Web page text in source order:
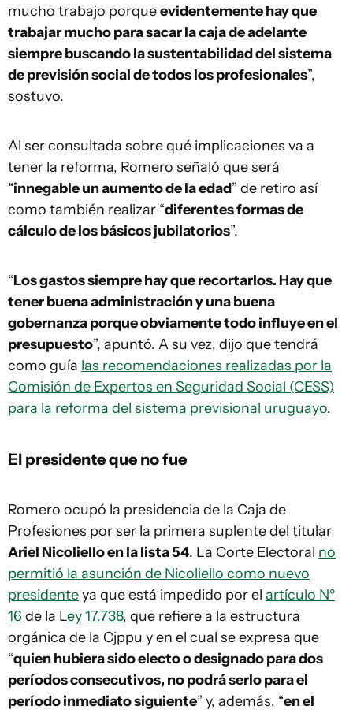
mucho trabajo porqueevidentemente hay que
trabajar mucho para sacar la caja de adelante
siempre buscando la sustentabilidad del sistema
de previsión social de todos los profesionales”,
sostuvo.
Al ser consultada sobre qué implicaciones va a
tener la reforma, Romero señaló que será
“innegable un aumento de la edad” de retiro así
como también realizar “diferentes formas de
cálculo de los básicos jubilatorios”.
“Los gastos siempre hay que recortarlos. Hay que
tener buena administración y una buena
gobernanza porque obviamente todo influye en el
presupuesto”, apuntó. A su vez, dijo que tendrá
como guía las recomendaciones realizadas por la
Comisión de Expertos en Seguridad Social (CESS)
para la reforma del sistema previsional uruguayo.
El presidente que no fue
Romero ocupó la presidencia de la Caja de
Profesiones por ser la primera suplente del titular
Ariel Nicoliello en la lista 54. La Corte Electoral no
permitió la asunción de Nicoliello como nuevo
presidenteya que está impedido por el artículo Nº
16 de la Ley 17.738, que refiere a la estructura
orgánica de la Cjppu y en el cual se expresa que
“quien hubiera sido electo o designado para dos
períodos consecutivos, no podrá serlo para el
período inmediato siguiente” y, además, “en el